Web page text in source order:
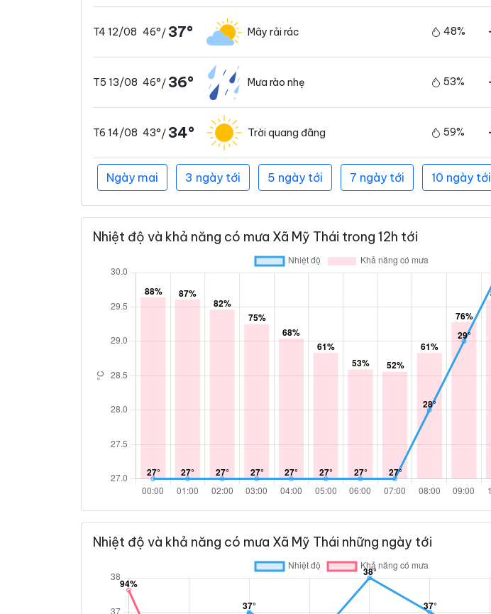
T4 12/08 46°/37° Mây rải rác 48%
T5 13/08 46°/36° Mưa rào nhẹ 53%
T6 14/08 43°/34° Trời quang đãng 59%
Ngày mai 3 ngày tới 5 ngày tới 7 ngày tới 10 ngày tới
Nhiệt độ và khả năng có mưa Xã Mỹ Thái trong 12h tới
Nhiệt độ và khả năng có mưa Xã Mỹ Thái những ngày tới